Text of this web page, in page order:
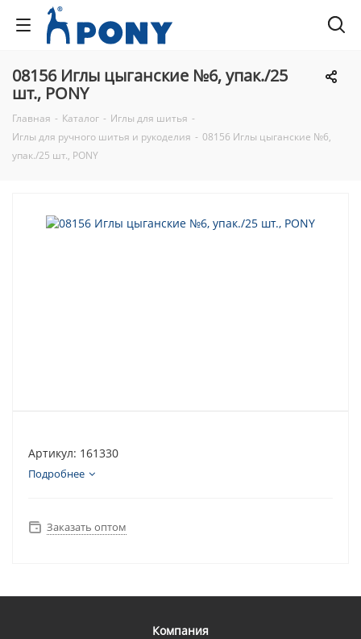
08156 Иглы цыганские №6, упак./25
шт., PONY
Главная - Каталог - Иглы для шитья -
Иглы для ручного шитья и рукоделия - 08156 Иглы цыганские №6,
упак./25 шт., PONY
Артикул: 161330
Подробнее
Заказать оптом
Компания